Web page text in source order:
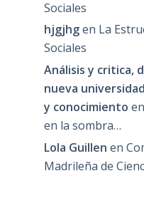
Sociales
hjgjhgen La
Sociales
Análisis y critica,
nueva
y conocimiento en
en la sombra…
Lola Guillen en
Madrileña de